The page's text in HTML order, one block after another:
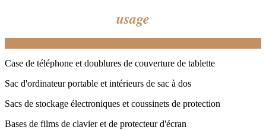
usage
Case de téléphone et doublures de couverture de tablette
Sac d'ordinateur portable et intérieurs de sac à dos
Sacs de stockage électroniques et coussinets de protection
Bases de films de clavier et de protecteur d'écran